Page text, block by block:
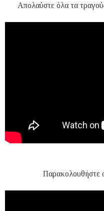
Απολαύστε όλα τα
Παρακολουθήστε